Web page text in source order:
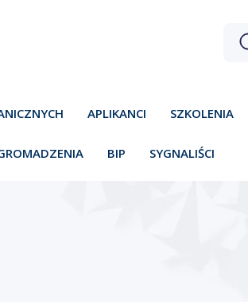
APLIKANCI SZKOLENIA
BIP SYGNALIŚCI